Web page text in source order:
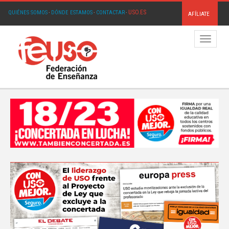
QUIÉNES SOMOS· DÓNDE ESTAMOS· CONTACTAR· USO.ES AFÍLIATE
Menú